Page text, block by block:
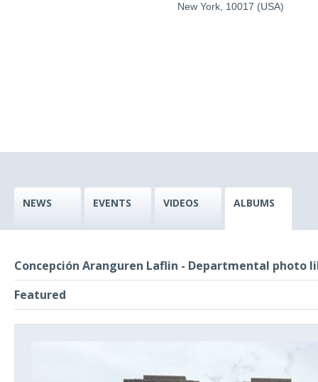
New York, 10017 (USA)
NEWS EVENTS VIDEOS ALBUMS
Concepción Aranguren Laflin - Departmental photo
Featured